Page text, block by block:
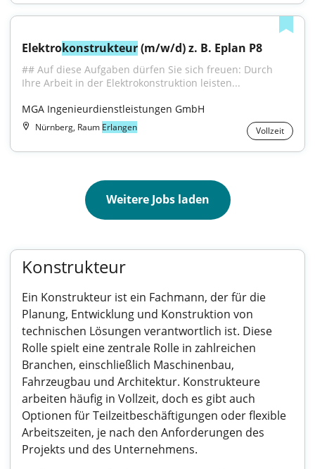
Elektrokonstrukteur (m/w/d) z. B. Eplan P8
## Auf diese Aufgaben dürfen Sie sich freuen: Durch
Ihre Arbeit in der Elektrokonstruktion leisten...
MGA Ingenieurdienstleistungen GmbH
Nürnberg, Raum Erlangen Vollzeit
Weitere Jobs laden
Konstrukteur
Ein Konstrukteur ist ein Fachmann, der für die
Planung, Entwicklung und Konstruktion von
technischen Lösungen verantwortlich ist. Diese
Rolle spielt eine zentrale Rolle in zahlreichen
Branchen, einschließlich Maschinenbau,
Fahrzeugbau und Architektur. Konstrukteure
arbeiten häufig in Vollzeit, doch es gibt auch
Optionen für Teilzeitbeschäftigungen oder flexible
Arbeitszeiten, je nach den Anforderungen des
Projekts und des Unternehmens.